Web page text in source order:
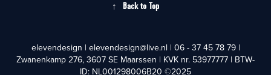
↑ Back to Top
elevendesign | elevendesign@live.nl | 06 - 37 45 78 79 |
Zwanenkamp 276, 3607 SE Maarssen | KVK nr. 53977777 | BTW-
ID: NL001298006B20 ©2025